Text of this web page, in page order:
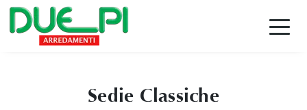
Sedie Classiche